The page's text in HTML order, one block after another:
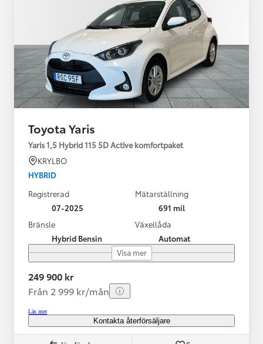
Toyota Yaris
Yaris 1,5 Hybrid 115 5D Active komfortpaket
KRYLBO
HYBRID
Registrerad
07-2025
Mätarställning
691 mil
Bränsle
Hybrid Bensin
Växellåda
Automat
Visa mer
249 900 kr
Från 2 999 kr/mån
Läs mer
Kontakta återförsäljare